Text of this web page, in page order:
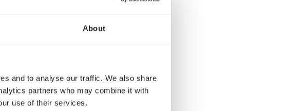
About
and to analyse our traffic. We also share
partners who may combine it with
use of their services.